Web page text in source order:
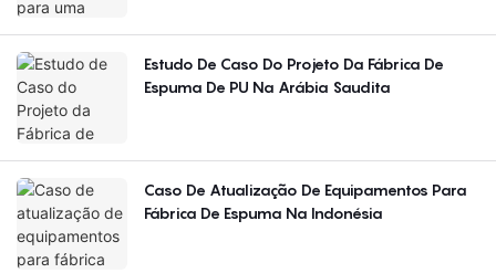
Estudo De Caso Do Projeto Da Fábrica De
Espuma De PU Na Arábia Saudita
Caso De Atualização De Equipamentos Para
Fábrica De Espuma Na Indonésia